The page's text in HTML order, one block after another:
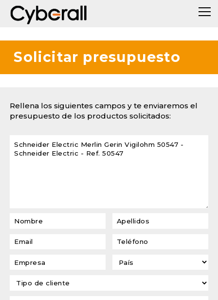
Solicitar presupuesto
Rellena los siguientes campos y te enviaremos el
presupuesto de los productos solicitados: